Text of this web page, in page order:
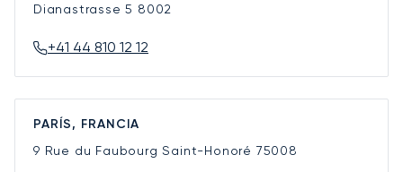
Dianastrasse 5 8002
+41 44 810 12 12
PARÍS, FRANCIA
9 Rue du Faubourg Saint-Honoré 75008